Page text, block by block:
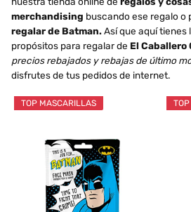
merchandising buscando ese regalo o
regalar de Batman.Así que aquí tienes
propósitos para regalar de El Caballero
precios rebajados y rebajas de último
disfrutes de tus pedidos de internet.
TOP MASCARILLAS